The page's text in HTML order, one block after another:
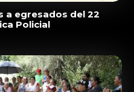
a egresados del 22
Policial